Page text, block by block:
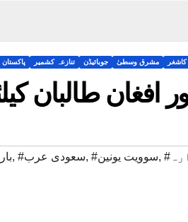
پاکستان تنازعہ کشمیر جوبائیڈن مشرق وسطیٰ کاشغر
افغان طالبان
, #سعودی عرب, #سوویت یونین,